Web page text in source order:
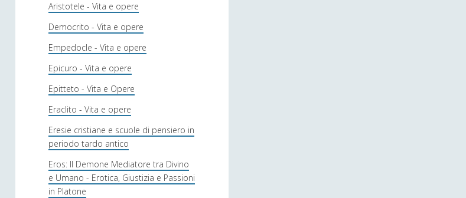
Aristotele - Vita e opere
Democrito - Vita e opere
Empedocle - Vita e opere
Epicuro - Vita e opere
Epitteto - Vita e Opere
Eraclito - Vita e opere
Eresie cristiane e scuole di pensiero in
periodo tardo antico
Eros: Il Demone Mediatore tra Divino
e Umano - Erotica, Giustizia e Passioni
in Platone